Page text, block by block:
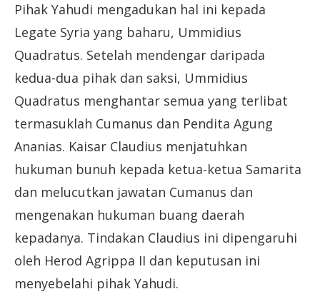
Pihak Yahudi mengadukan hal ini kepada
Legate Syria yang baharu, Ummidius
Quadratus. Setelah mendengar daripada
kedua-dua pihak dan saksi, Ummidius
Quadratus menghantar semua yang terlibat
termasuklah Cumanus dan Pendita Agung
Ananias. Kaisar Claudius menjatuhkan
hukuman bunuh kepada ketua-ketua Samarita
dan melucutkan jawatan Cumanus dan
mengenakan hukuman buang daerah
kepadanya. Tindakan Claudius ini dipengaruhi
oleh Herod Agrippa II dan keputusan ini
menyebelahi pihak Yahudi.